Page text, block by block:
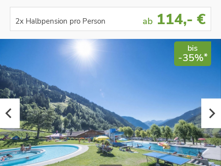
2x Halbpension pro Person ab 114,- €
bis
-35%*